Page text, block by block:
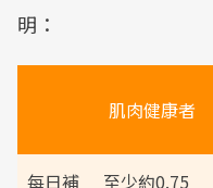
明：
肌肉健康者
每日補
至少約0.75